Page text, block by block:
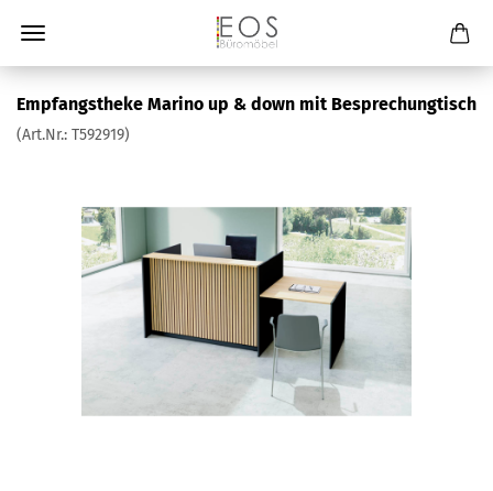
Empfangstheke Marino up & down mit Besprechungtisch
(Art.Nr.: T592919)